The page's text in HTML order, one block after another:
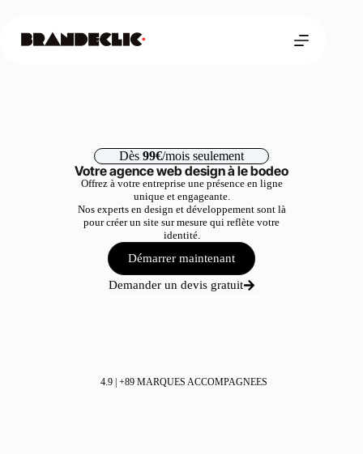
Dès 99€/mois seulement
Votre agence web design à le bodeo
Offrez à votre entreprise une présence en ligne
unique et engageante.
Nos experts en design et développement sont là
pour créer un site sur mesure qui reflète votre
identité.
Démarrer maintenant
Demander un devis gratuit
4.9 | +89 MARQUES ACCOMPAGNEES